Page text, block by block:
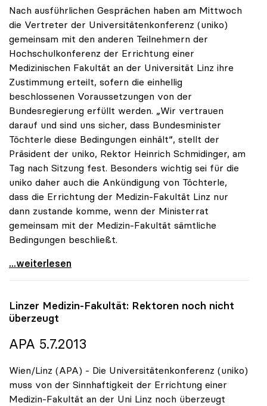
Nach ausführlichen Gesprächen haben am Mittwoch
die Vertreter der Universitätenkonferenz (uniko)
gemeinsam mit den anderen Teilnehmern der
Hochschulkonferenz der Errichtung einer
Medizinischen Fakultät an der Universität Linz ihre
Zustimmung erteilt, sofern die einhellig
beschlossenen Voraussetzungen von der
Bundesregierung erfüllt werden. „Wir vertrauen
darauf und sind uns sicher, dass Bundesminister
Töchterle diese Bedingungen einhält“, stellt der
Präsident der uniko, Rektor Heinrich Schmidinger, am
Tag nach Sitzung fest. Besonders wichtig sei für die
uniko daher auch die Ankündigung von Töchterle,
dass die Errichtung der Medizin-Fakultät Linz nur
dann zustande komme, wenn der Ministerrat
gemeinsam mit der Medizin-Fakultät sämtliche
Bedingungen beschließt.
Schmidinger ad Med-Fakultät: „Wir vertrauen auf
...weiterlesen
Linzer Medizin-Fakultät: Rektoren noch nicht
überzeugt
APA 5.7.2013
Wien/Linz (APA) - Die Universitätenkonferenz (uniko)
muss von der Sinnhaftigkeit der Errichtung einer
Medizin-Fakultät an der Uni Linz noch überzeugt